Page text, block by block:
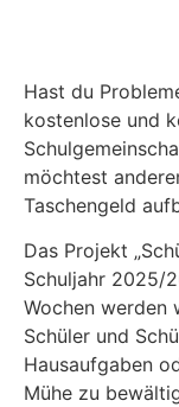
Hast du
kostenlose und
möchtest
Taschengeld
Das Projekt
Schuljahr 2025/
Wochen werden
Schüler und
Hausaufgaben
Mühe zu